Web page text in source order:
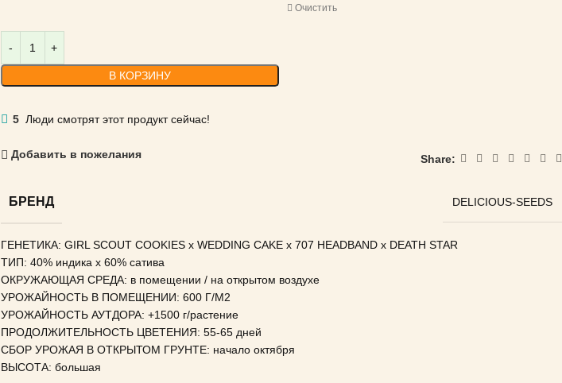
Очистить
В КОРЗИНУ
5 Люди смотрят этот продукт сейчас!
Добавить в пожелания Share:
БРЕНД DELICIOUS-SEEDS
ГЕНЕТИКА: GIRL SCOUT COOKIES x WEDDING CAKE x 707 HEADBAND x DEATH STAR
ТИП: 40% индика x 60% сатива
ОКРУЖАЮЩАЯ СРЕДА: в помещении / на открытом воздухе
УРОЖАЙНОСТЬ В ПОМЕЩЕНИИ: 600 Г/М2
УРОЖАЙНОСТЬ АУТДОРА: +1500 г/растение
ПРОДОЛЖИТЕЛЬНОСТЬ ЦВЕТЕНИЯ: 55-65 дней
СБОР УРОЖАЯ В ОТКРЫТОМ ГРУНТЕ: начало октября
ВЫСОТА: большая